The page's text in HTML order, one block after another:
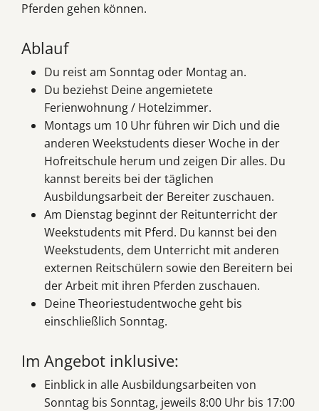
Pferden gehen können.
Ablauf
Du reist am Sonntag oder Montag an.
Du beziehst Deine angemietete
Ferienwohnung / Hotelzimmer.
Montags um 10 Uhr führen wir Dich und die
anderen Weekstudents dieser Woche in der
Hofreitschule herum und zeigen Dir alles. Du
kannst bereits bei der täglichen
Ausbildungsarbeit der Bereiter zuschauen.
Am Dienstag beginnt der Reitunterricht der
Weekstudents mit Pferd. Du kannst bei den
Weekstudents, dem Unterricht mit anderen
externen Reitschülern sowie den Bereitern bei
der Arbeit mit ihren Pferden zuschauen.
Deine Theoriestudentwoche geht bis
einschließlich Sonntag.
Im Angebot inklusive:
Einblick in alle Ausbildungsarbeiten von
Sonntag bis Sonntag, jeweils 8:00 Uhr bis 17:00